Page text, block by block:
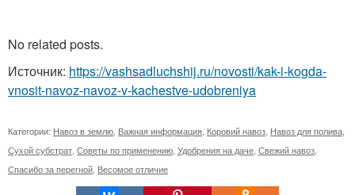
No related posts.
Источник: https://vashsadluchshij.ru/novosti/kak-i-kogda-
vnosit-navoz-navoz-v-kachestve-udobreniya
Категории: Навоз в землю Важная информация Коровий навоз Навоз для полива
Сухой субстрат Советы по применению Удобрения на даче Свежий навоз
Спасибо за перегной Весомое отличие